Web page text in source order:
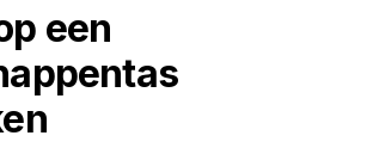
een